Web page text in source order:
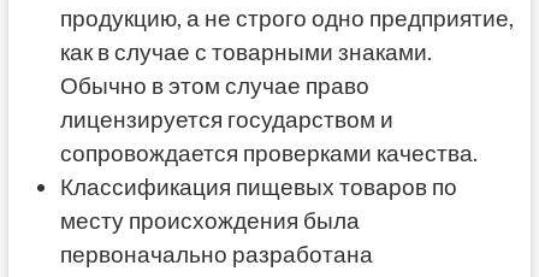
продукцию, а не строго одно предприятие,
как в случае с товарными знаками.
Обычно в этом случае право
лицензируется государством и
сопровождается проверками качества.
Классификация пищевых товаров по
месту происхождения была
первоначально разработана